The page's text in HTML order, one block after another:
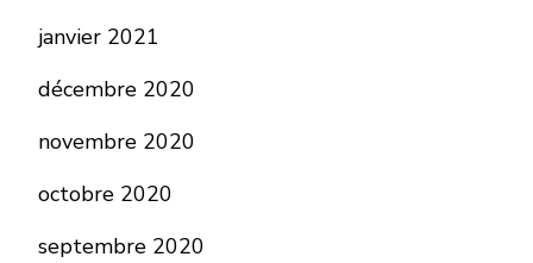
janvier 2021
décembre 2020
novembre 2020
octobre 2020
septembre 2020